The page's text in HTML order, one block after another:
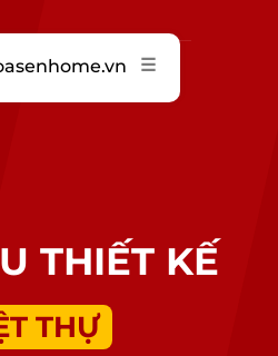
☰
THIẾT KẾ
THỰ